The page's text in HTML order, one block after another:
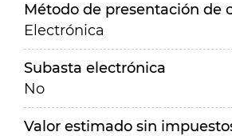
Método de presentación de
Electrónica
Subasta electrónica
No
Valor estimado sin